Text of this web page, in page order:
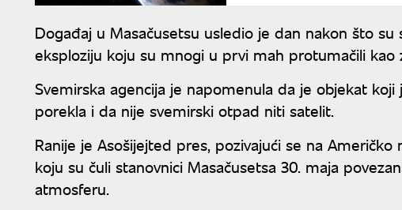
Događaj u Masačusetsu usledio je dan nakon što su
eksploziju koju su mnogi u prvi mah protumačili kao
Svemirska agencija je napomenula da je objekat
porekla i da nije svemirski otpad niti satelit.
Ranije je Asošijejted pres, pozivajući se na
koju su čuli stanovnici Masačusetsa 30. maja
atmosferu.